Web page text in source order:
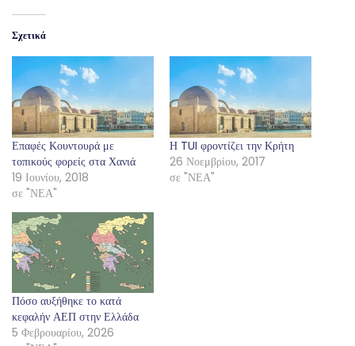
Σχετικά
Επαφές Κουντουρά με
τοπικούς φορείς στα Χανιά
19 Ιουνίου, 2018
σε "ΝΕΑ"
Η TUI φροντίζει την Κρήτη
26 Νοεμβρίου, 2017
σε "ΝΕΑ"
Πόσο αυξήθηκε το κατά
κεφαλήν ΑΕΠ στην Ελλάδα
5 Φεβρουαρίου, 2026